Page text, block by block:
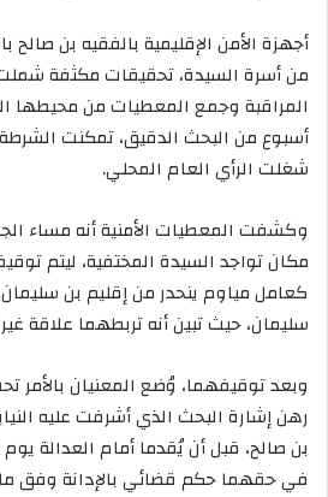
أجهزة الأمن الإقليمية بالفقيه بن
من أسرة السيدة، تحقيقات مكثفة
المراقبة وجمع المعطيات من محيطها
أسبوع من البحث الدقيق، تمكنت
شغلت الرأي العام المحلي.
مكان تواجد السيدة المختفية، ليتم
كعامل مياوم ينحدر من إقليم بن
سليمان، حيث تبين أنه تربطهما علاقة
وبعد توقيفهما، وُضع المعنيان بالأمر
رهن إشارة البحث الذي أشرفت عليه
في حقهما حكم قضائي بالإدانة وفق